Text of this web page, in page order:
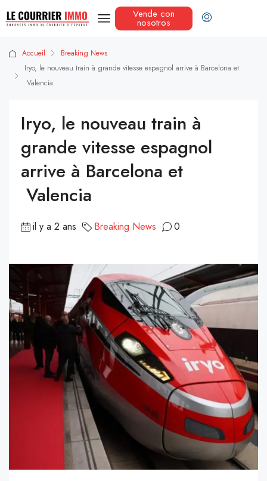
Vende con
nosotros
Accueil
Breaking News
Iryo, le nouveau train à grande vitesse espagnol arrive à Barcelona et
Valencia
Iryo, le nouveau train à
grande vitesse espagnol
arrive à Barcelona et
Valencia
il y a 2 ans Breaking News 0